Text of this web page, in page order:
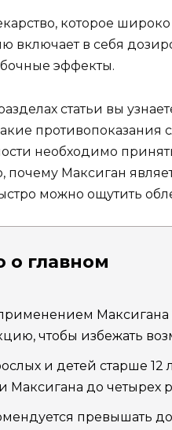
которое
включает в себя
эффекты.
статьи вы
противопоказания
необходимо
почему Максиган
можно ощутить
о главном
Максигана
чтобы избежать
и детей старше 12
Максигана до четырех
превышать